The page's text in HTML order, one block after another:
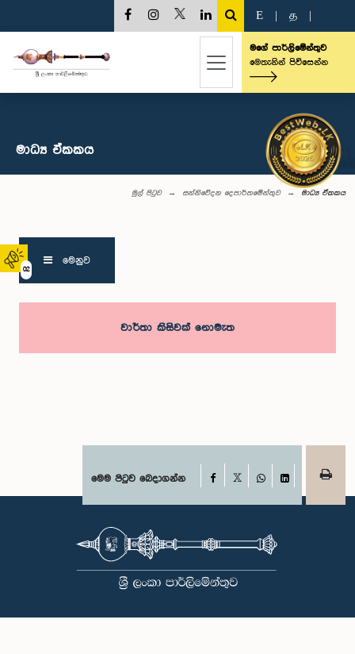
02
E த
මගේ පාර්ලිමේන්තුව
මෙතැනින් පිවිසෙන්න
මාධ්‍ය ඒකකය
මුල් පිටුව සන්නිවේදන දෙපාර්තමේන්තුව මාධ්‍ය ඒකකය
මෙනුව
වාර්තා කිසිවක් නොමැත
මෙම පිටුව බෙදාගන්න Facebook
WhatsAppLinkedIn